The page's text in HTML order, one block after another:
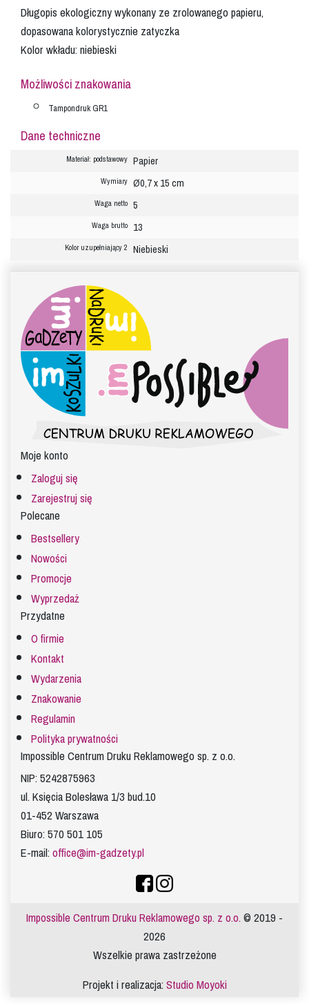
Długopis ekologiczny wykonany ze zrolowanego papieru,
dopasowana kolorystycznie zatyczka
Kolor wkładu: niebieski
Możliwości znakowania
Tampondruk GR1
Dane techniczne
Materiał: podstawowy Papier
Wymiary Ø0,7 x 15 cm
Waga netto 5
Waga brutto 13
Kolor uzupełniający 2 Niebieski
Moje konto
Zaloguj się
Zarejestruj się
Polecane
Bestsellery
Nowości
Promocje
Wyprzedaż
Przydatne
O firmie
Kontakt
Wydarzenia
Znakowanie
Regulamin
Polityka prywatności
Impossible Centrum Druku Reklamowego sp. z o.o.
NIP: 5242875963
ul. Księcia Bolesława 1/3 bud.10
01-452 Warszawa
Biuro: 570 501 105
E-mail:office@im-gadzety.pl
Impossible Centrum Druku Reklamowego sp. z o.o.© 2019 -
2026
Wszelkie prawa zastrzeżone
Projekt i realizacja:Studio Moyoki